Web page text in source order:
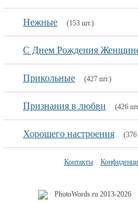
Нежные (153 шт.)
С Днем Рождения
Прикольные (427 шт.)
Признания в любви (426
Хорошего настроения
Контакты
PhotoWords.ru 2013-2026